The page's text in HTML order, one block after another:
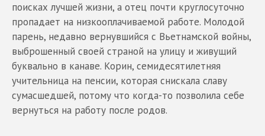
поисках лучшей жизни, а отец почти круглосуточно
пропадает на низкооплачиваемой работе. Молодой
парень, недавно вернувшийся с Вьетнамской войны,
выброшенный своей страной на улицу и живущий
буквально в канаве. Корин, семидесятилетняя
учительница на пенсии, которая снискала славу
сумасшедшей, потому что когда-то позволила себе
вернуться на работу после родов.